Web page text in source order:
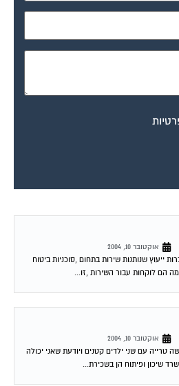
אוקטובר 10, 2004
ייעוץ שנותנות שירות בתחום ,סוכניות ביטוח
הם לוקחות עבור השירות ,זו...
אוקטובר 10, 2004
טרייה עם שני ילדים קטנים ויודעת שאני יכולה
שיכון ופיתוח הן בשכירת...